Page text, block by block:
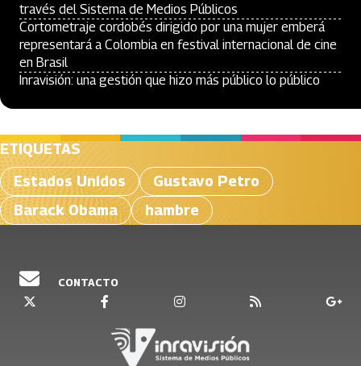
través del Sistema de Medios Públicos
Cortometraje cordobés dirigido por una mujer emberá
representará a Colombia en festival internacional de cine
en Brasil
Inravisión: una gestión que hizo más público lo público
ETIQUETAS
Estados Unidos
Gustavo Petro
Barack Obama
hambre
CONTACTO